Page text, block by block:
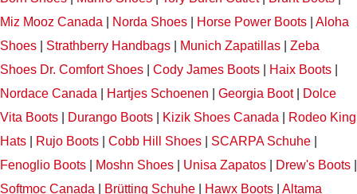
Miz Mooz Canada
Norda Shoes Horse Power Boots
Aloha
Shoes
Strathberry Handbags Munich Zapatillas
Zeba
Shoes Dr. Comfort Shoes Cody James Boots Haix Boots
Nordace Canada
Hartjes Schoenen Georgia Boot|
Dolce
Vita Boots
Durango Boots Kizik Shoes Canada
Rodeo King
Hats
Rujo Boots Cobb Hill Shoes SCARPA Schuhe
Fenoglio Boots
Moshn Shoes Unisa Zapatos Drew's Boots
Softmoc Canada
Brütting Schuhe Hawx Boots Altama